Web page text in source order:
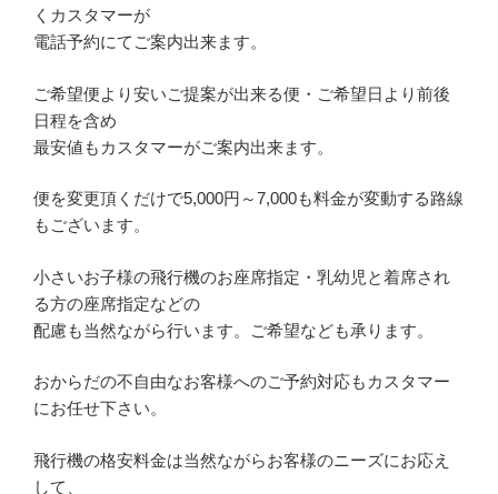
くカスタマーが
電話予約にてご案内出来ます。
ご希望便より安いご提案が出来る便・ご希望日より前後
日程を含め
最安値もカスタマーがご案内出来ます。
便を変更頂くだけで5,000円～7,000も料金が変動する路線
もございます。
小さいお子様の飛行機のお座席指定・乳幼児と着席され
る方の座席指定などの
配慮も当然ながら行います。ご希望なども承ります。
おからだの不自由なお客様へのご予約対応もカスタマー
にお任せ下さい。
飛行機の格安料金は当然ながらお客様のニーズにお応え
して、